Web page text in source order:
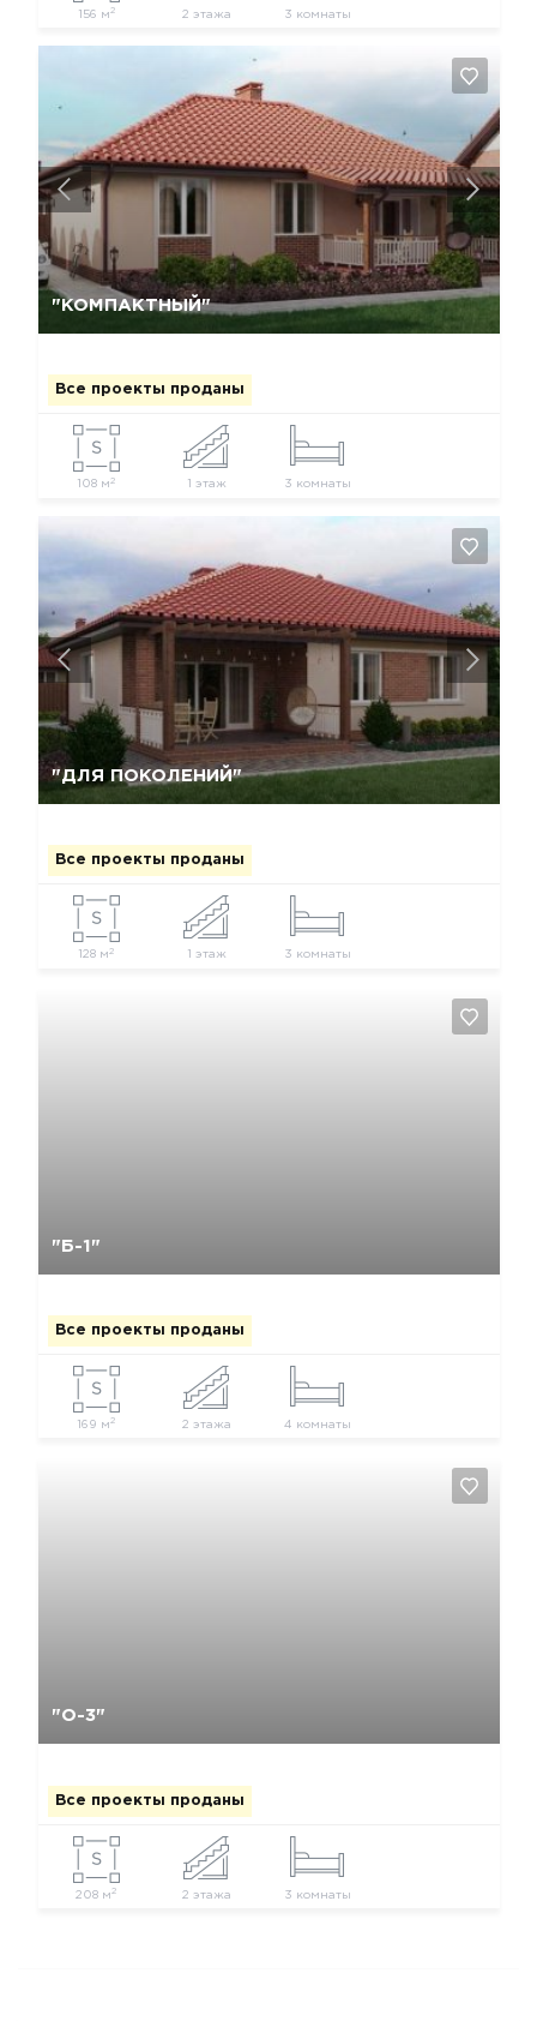
156 м 2 2 этажа 3 комнаты
"КОМПАКТНЫЙ"
Все проекты проданы
108 м 2 1 этаж 3 комнаты
Да, удалить Отмена
"ДЛЯ ПОКОЛЕНИЙ"
Все проекты проданы
128 м 2 1 этаж 3 комнаты
Да, удалить
"Б-1"
Все проекты проданы
169 м2 2 этажа 4 комнаты
"О-3"
Все проекты проданы
208 м2 2 этажа 3 комнаты